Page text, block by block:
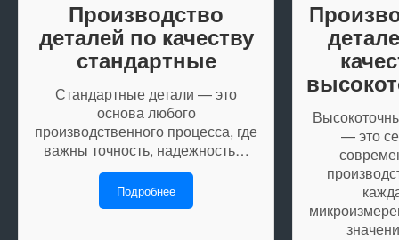
Производство
деталей по качеству
стандартные
Стандартные детали — это
основа любого
производственного процесса, где
важны точность, надежность…
Подробнее
— это